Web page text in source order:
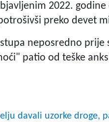
2022.
preko devet
neposredno
patio od teške
davali uzorke droge,